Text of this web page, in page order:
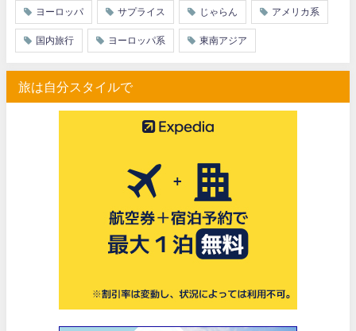
ヨーロッパ サプライス じゃらん アメリカ系
国内旅行 ヨーロッパ系 東南アジア
旅は自分スタイルで